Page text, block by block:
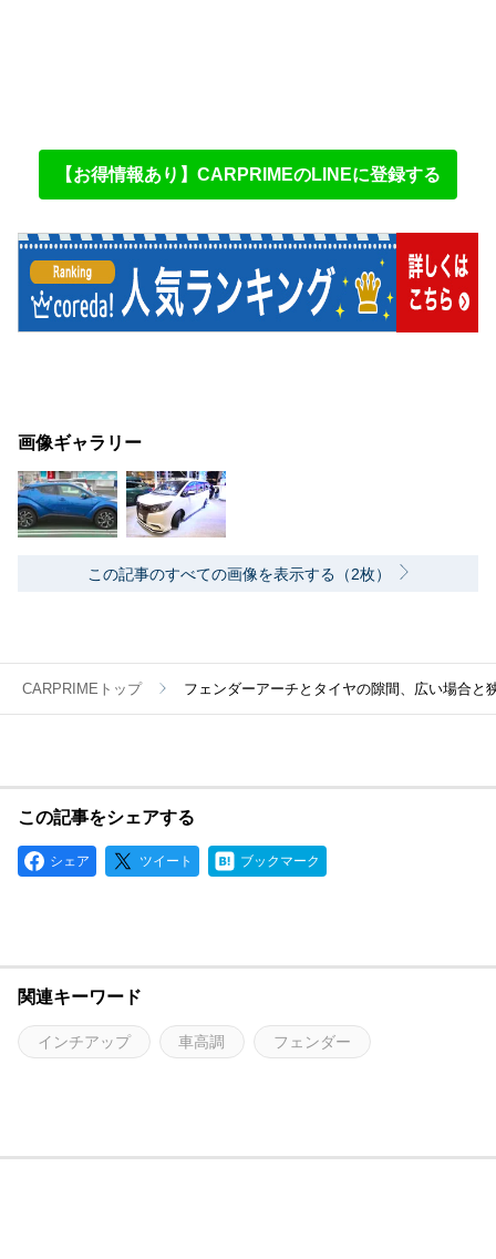
【お得情報あり】CARPRIMEのLINEに登録する
画像ギャラリー
この記事のすべての画像を表示する（2枚）
CARPRIMEトップ フェンダーアーチとタイヤの隙間、広い場合と
この記事をシェアする
シェア ツイート ブックマーク
関連キーワード
インチアップ 車高調 フェンダー